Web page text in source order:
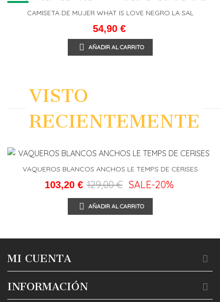
NEW
CAMISETA DE MUJER WHAT IS LOVE NEGRO LA SAL
54,90 €
AÑADIR AL CARRITO
VISTO
RECIENTEMENTE
VAQUEROS BLANCOS ANCHOS LE TEMPS DE CERISES
103,20 € 129,00 € SALE-20%
AÑADIR AL CARRITO
MI CUENTA
INFORMACIÓN